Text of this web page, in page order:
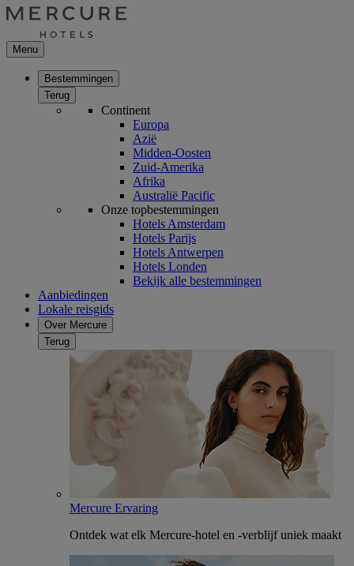
Menu
Bestemmingen
Terug
Continent
Europa
Azië
Midden-Oosten
Zuid-Amerika
Afrika
Australië Pacific
Onze topbestemmingen
Hotels Amsterdam
Hotels Parijs
Hotels Antwerpen
Hotels Londen
Bekijk alle bestemmingen
Aanbiedingen
Lokale reisgids
Over Mercure
Terug
Mercure Ervaring
Ontdek wat elk Mercure-hotel en -verblijf uniek maakt